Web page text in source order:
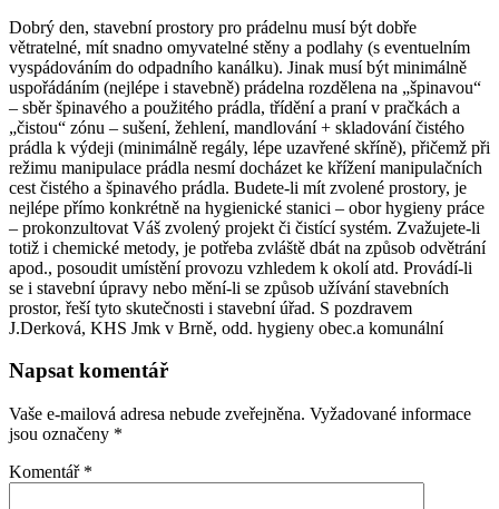
Dobrý den, stavební prostory pro prádelnu musí být dobře
větratelné, mít snadno omyvatelné stěny a podlahy (s eventuelním
vyspádováním do odpadního kanálku). Jinak musí být minimálně
uspořádáním (nejlépe i stavebně) prádelna rozdělena na „špinavou“
– sběr špinavého a použitého prádla, třídění a praní v pračkách a
„čistou“ zónu – sušení, žehlení, mandlování + skladování čistého
prádla k výdeji (minimálně regály, lépe uzavřené skříně), přičemž při
režimu manipulace prádla nesmí docházet ke křížení manipulačních
cest čistého a špinavého prádla. Budete-li mít zvolené prostory, je
nejlépe přímo konkrétně na hygienické stanici – obor hygieny práce
– prokonzultovat Váš zvolený projekt či čistící systém. Zvažujete-li
totiž i chemické metody, je potřeba zvláště dbát na způsob odvětrání
apod., posoudit umístění provozu vzhledem k okolí atd. Provádí-li
se i stavební úpravy nebo mění-li se způsob užívání stavebních
prostor, řeší tyto skutečnosti i stavební úřad. S pozdravem
J.Derková, KHS Jmk v Brně, odd. hygieny obec.a komunální
Napsat komentář
Vaše e-mailová adresa nebude zveřejněna. Vyžadované informace
jsou označeny *
Komentář *